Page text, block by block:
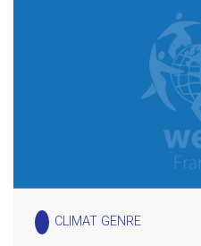
CLIMAT GENRE